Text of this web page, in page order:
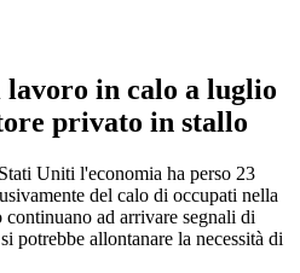
in calo a luglio
privato in stallo
Uniti l'economia ha perso 23
del calo di occupati nella
ad arrivare segnali di
potrebbe allontanare la necessità di